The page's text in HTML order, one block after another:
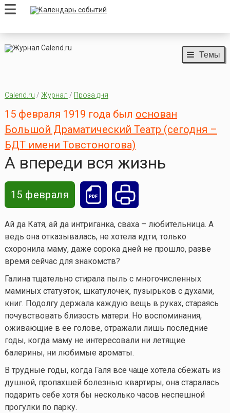
Темы
Calend.ru / Журнал / Проза дня
15 февраля 1919 года был основан
Большой Драматический Театр (сегодня –
БДТ имени Товстоногова)
А впереди вся жизнь
15 февраля
Ай да Катя, ай да интриганка, сваха – любительница. А
ведь она отказывалась, не хотела идти, только
схоронила маму, даже сорока дней не прошло, разве
время сейчас для знакомств?
Галина тщательно стирала пыль с многочисленных
маминых статуэток, шкатулочек, пузырьков с духами,
книг. Подолгу держала каждую вещь в руках, стараясь
почувствовать близость матери. Но воспоминания,
оживающие в ее голове, отражали лишь последние
годы, когда маму не интересовали ни летящие
балерины, ни любимые ароматы.
В трудные годы, когда Галя все чаще хотела сбежать из
душной, пропахшей болезнью квартиры, она старалась
подарить себе хотя бы несколько часов неспешной
прогулки по парку.